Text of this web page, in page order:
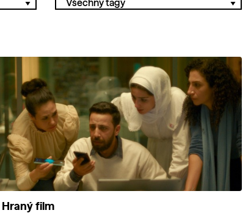
Hraný film